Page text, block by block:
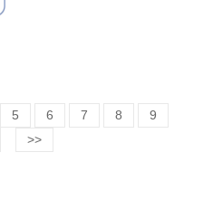
5 6 7 8
9
>>